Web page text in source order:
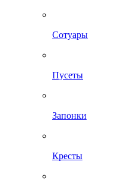
Сотуары
Пусеты
Запонки
Кресты